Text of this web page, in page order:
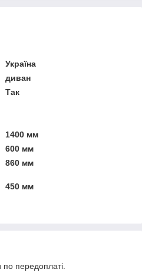
Україна
диван
Так
1400 мм
600 мм
860 мм
450 мм
по передоплаті.